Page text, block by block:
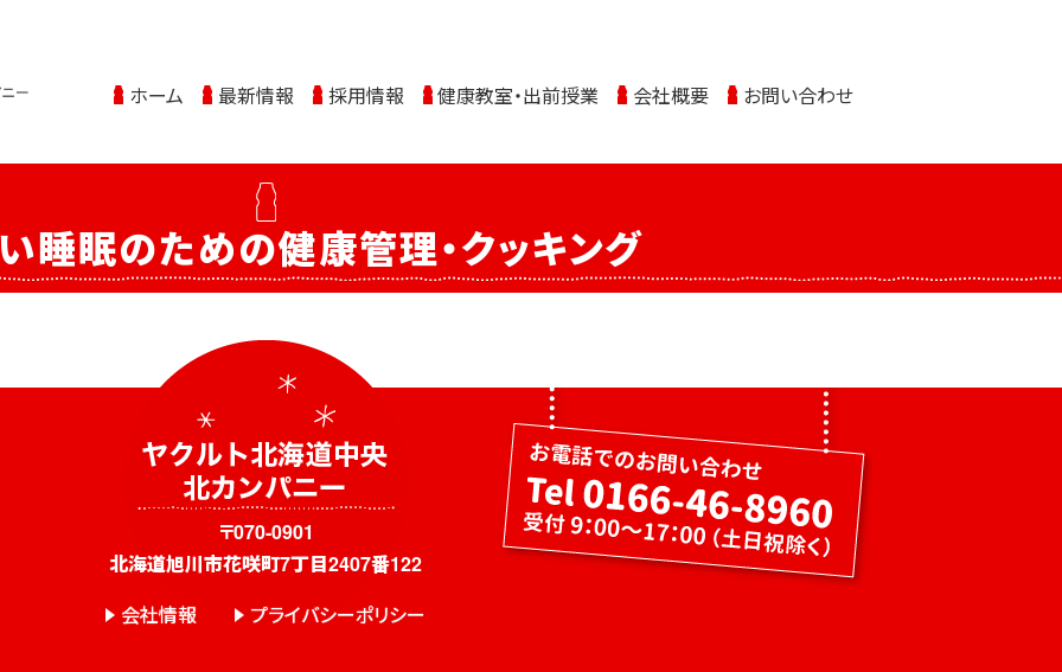
ホーム 最新情報 採用情報 健康教室・出前授業 会社概要 お問い合わせ
睡眠のための健康管理・クッキング
〒070-0901
北海道旭川市花咲町7丁目2407番122
会社情報
プライバシーポリシー